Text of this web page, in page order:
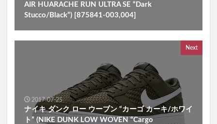
AIR HUARACHE RUN ULTRA SE “Dark
Stucco/Black”) [875841-003,004]
Next
2017-07-25
ナイキ ダンク ロー ウーブン “カーゴ カーキ/ホワイ
ト” (NIKE DUNK LOW WOVEN “Cargo